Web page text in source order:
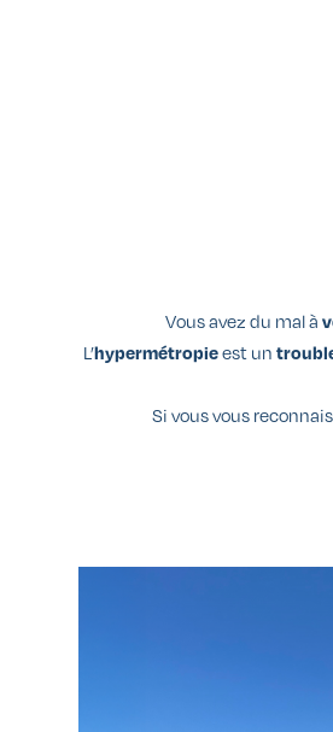
Vous avez du mal à
L’hypermétropieest un
Si vous vous